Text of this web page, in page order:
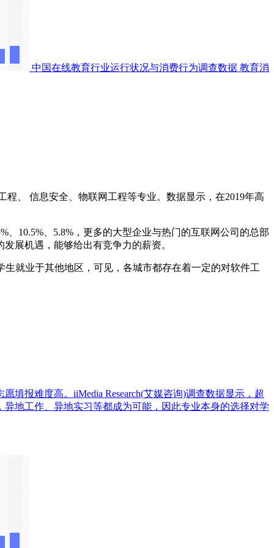
中国在线教育行业运行状况与消费行为调查数据 教育消
、 信息安全、物联网工程等专业。数据显示，在2019年高
10.5%、5.8%，更多的大型企业与热门的互联网公司的总部
展机遇，能够给出有竞争力的薪资。
就业于其他地区，可见，各城市都存在着一定的对软件工
填报难度高。iiMedia Research(艾媒咨询)调查数据显示，超
地工作、异地实习等都成为可能，因此专业本身的选择对学